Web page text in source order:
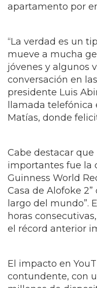
apartamento por
“La verdad es un
mueve a mucha
jóvenes y algunos
conversación en
presidente Luis
llamada
Matías, donde
Cabe destacar
importantes fue la
Guinness World
Casa de Alofoke
largo del mundo”.
horas
el récord anterior
El impacto en
contundente, con